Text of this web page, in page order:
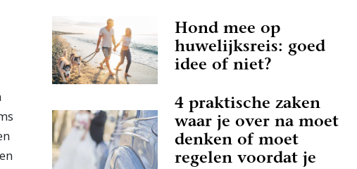
Hond mee op
huwelijksreis: goed
idee of niet?
4 praktische zaken
waar je over na moet
denken of moet
regelen voordat je